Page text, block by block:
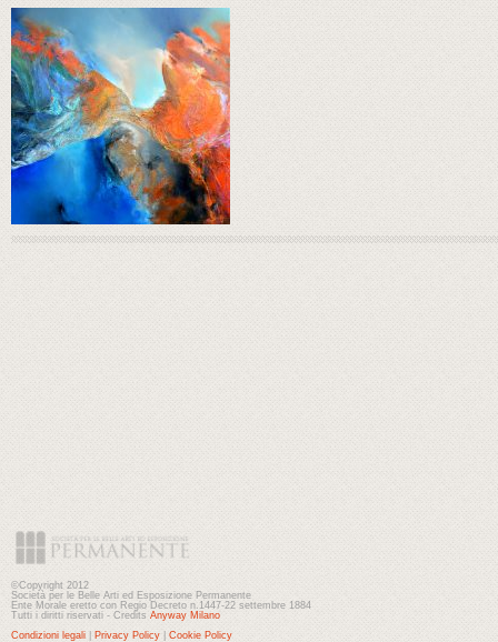
©Copyright 2012
Società per le Belle Arti ed Esposizione Permanente
Ente Morale eretto con Regio Decreto n.1447-22 settembre 1884
Tutti i diritti riservati - Credits Anyway Milano
Condizioni legali
Privacy Policy Cookie Policy